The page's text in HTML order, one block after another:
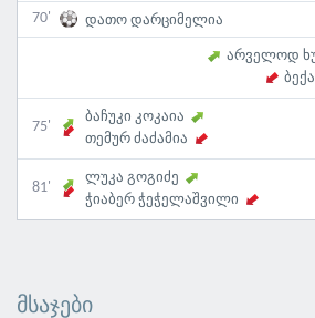
70' დათო დარციმელია
არველოდ
75'
ბაჩუკი კოკაია
თემურ ძაძამია
81'
ლუკა გოგიძე
ჭიაბერ ჭეჭელაშვილი
ᲛᲡᲐᲯᲔᲑᲘ